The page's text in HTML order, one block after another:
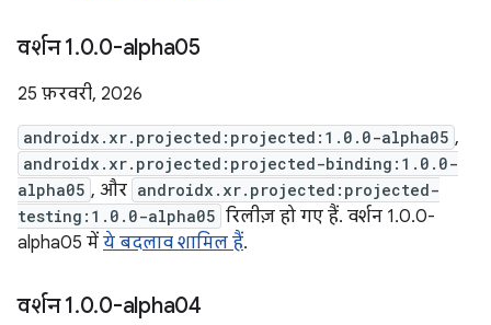
वर्शन 1.0.0-alpha05
25 फ़रवरी, 2026
androidx.xr.projected:projected:1.0.0-alpha05 ,
androidx.xr.projected:projected-binding:1.0.0-
alpha05 , और androidx.xr.projected:projected-
testing:1.0.0-alpha05 रिलीज़ हो गए हैं. वर्शन 1.0.0-
alpha05 में ये बदलाव शामिल हैं.
वर्शन 1.0.0-alpha04